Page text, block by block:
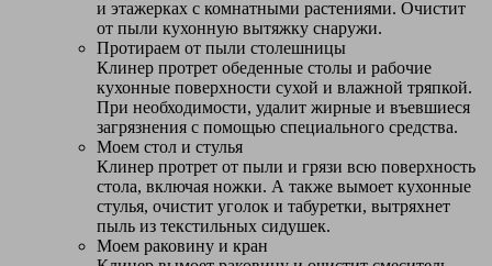
и этажерках с комнатными растениями. Очистит
от пыли кухонную вытяжку снаружи.
Протираем от пыли столешницы
Клинер протрет обеденные столы и рабочие
кухонные поверхности сухой и влажной тряпкой.
При необходимости, удалит жирные и въевшиеся
загрязнения с помощью специального средства.
Моем стол и стулья
Клинер протрет от пыли и грязи всю поверхность
стола, включая ножки. А также вымоет кухонные
стулья, очистит уголок и табуретки, вытряхнет
пыль из текстильных сидушек.
Моем раковину и кран